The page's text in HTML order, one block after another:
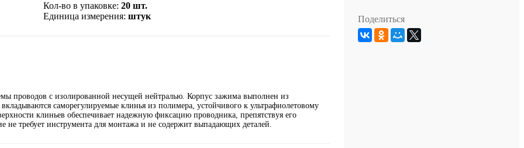
Кол-во в упаковке: 20 шт.
Единица измерения: штук
проводов с изолированной несущей нейтралью. Корпус зажима выполнен из
саморегулируемые клинья из полимера, устойчивого к ультрафиолетовому
клиньев обеспечивает надежную фиксацию проводника, препятствуя его
требует инструмента для монтажа и не содержит выпадающих деталей.
Поделиться